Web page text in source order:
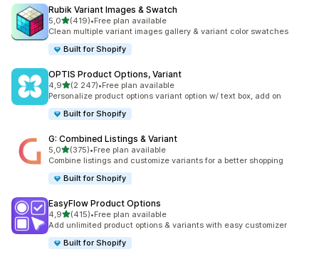
Rubik Variant Images & Swatch
5,0z 5 hvězd
(419)
Celkový počet recenzí: 419
•Free plan available
Clean multiple variant images gallery & variant color swatches
Built for Shopify
OPTIS Product Options, Variant
4,9z 5 hvězd
(2 247)
Celkový počet recenzí: 2247
•Free plan available
Personalize product options variant option w/ text box, add on
Built for Shopify
G: Combined Listings & Variant
5,0z 5 hvězd
(375)
Celkový počet recenzí: 375
•Free plan available
Combine listings and customize variants for a better shopping
Built for Shopify
EasyFlow Product Options
4,9z 5 hvězd
(415)
Celkový počet recenzí: 415
•Free plan available
Add unlimited product options & variants with easy customizer
Built for Shopify